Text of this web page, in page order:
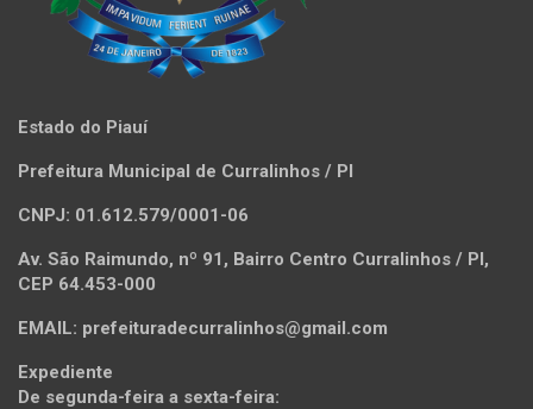
Estado do Piauí
Prefeitura Municipal de Curralinhos / PI
CNPJ: 01.612.579/0001-06
Av. São Raimundo, nº 91, Bairro Centro Curralinhos / PI,
CEP 64.453-000
EMAIL: prefeituradecurralinhos@gmail.com
Expediente
De segunda-feira a sexta-feira: